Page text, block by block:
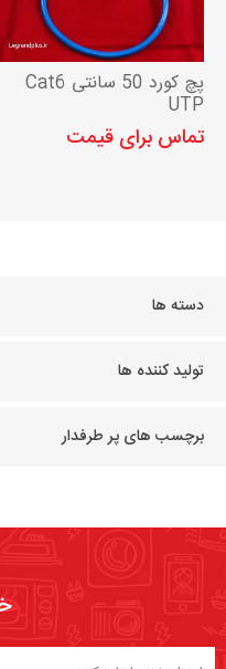
پچ کورد 50 سانتی Cat6
UTP
تماس برای قیمت
دسته ها
تولید کننده ها
برچسب های پر طرفدار